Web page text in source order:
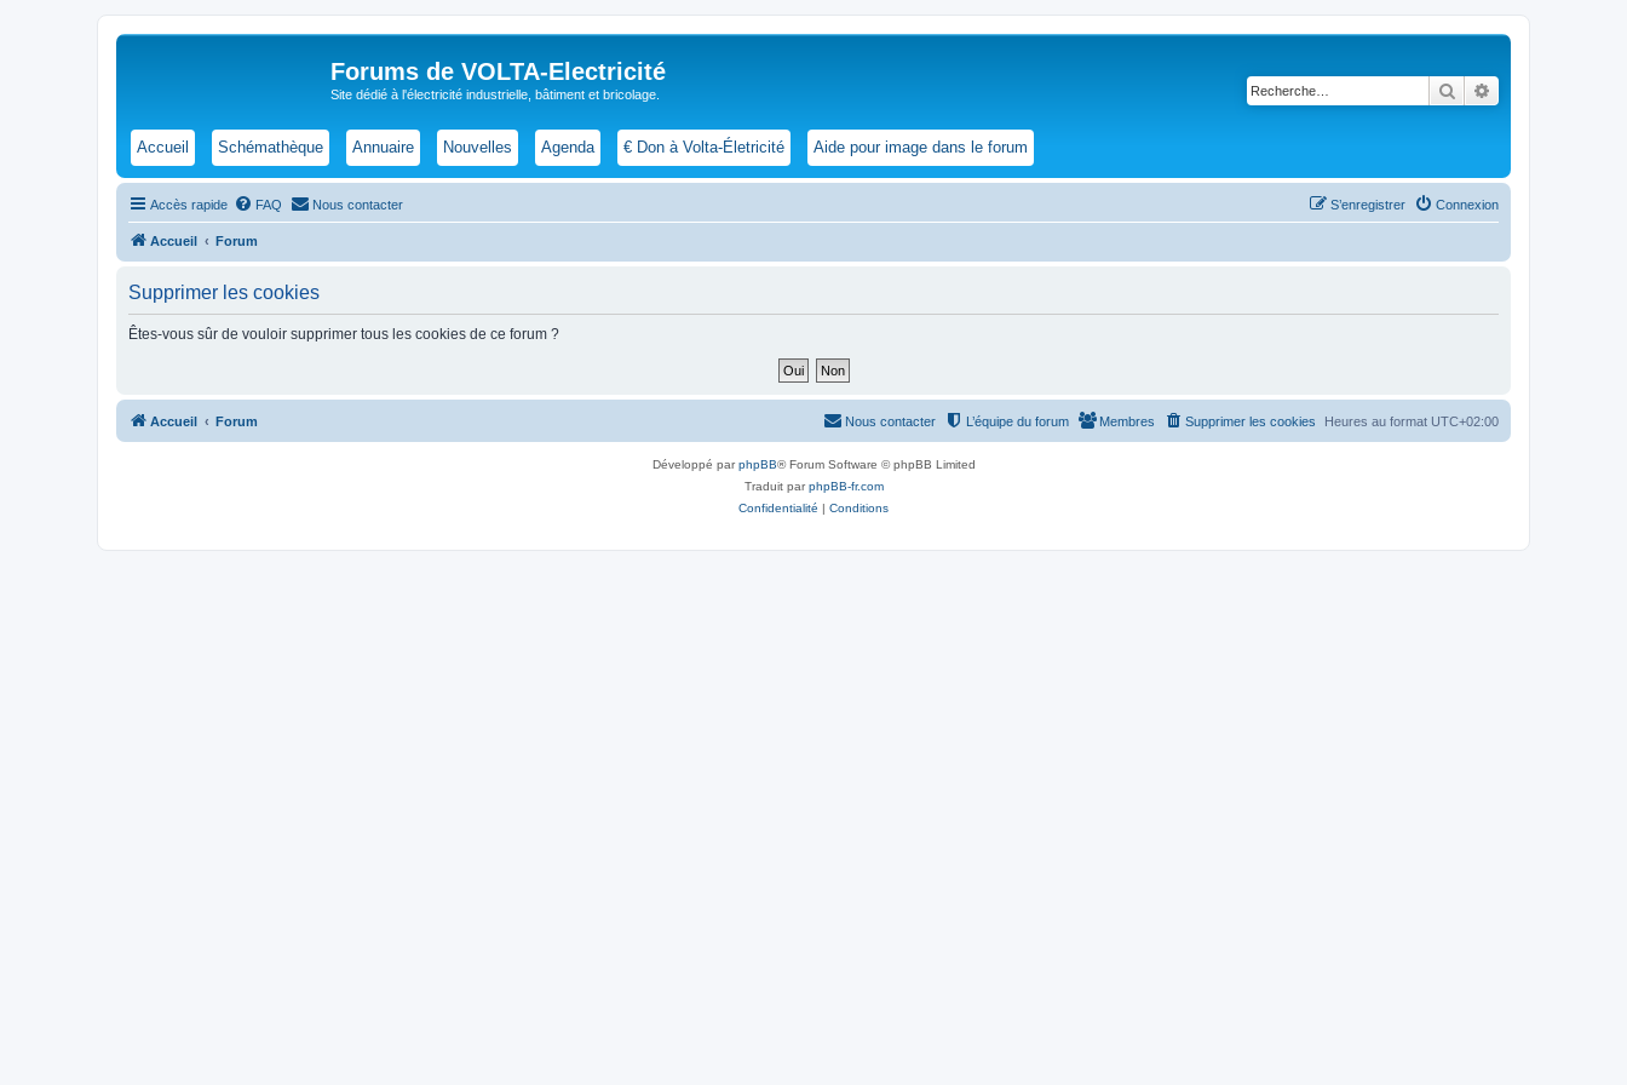
Forums de VOLTA-Electricité
Site dédié à l'électricité industrielle, bâtiment et bricolage. Rechercher
Accueil Schémathèque Annuaire Nouvelles Agenda € Don à Volta-Életricité Aide pour image dans le forum
Accès rapide FAQ Nous contacter Connexion
S’enregistrer
Accueil Forum
Supprimer les cookies
Êtes-vous sûr de vouloir supprimer tous les cookies de ce forum ?
Accueil Forum Heures au format UTC+02:00
Supprimer les cookies
Membres
L’équipe du forum
Nous contacter
Développé parphpBB® Forum Software © phpBB Limited
Traduit parphpBB-fr.com
Confidentialité | Conditions